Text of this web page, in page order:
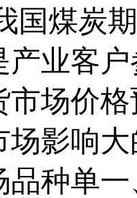
炭期
产业客
市场价
场影响
品种单